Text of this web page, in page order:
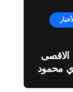
الاقصى
محمود